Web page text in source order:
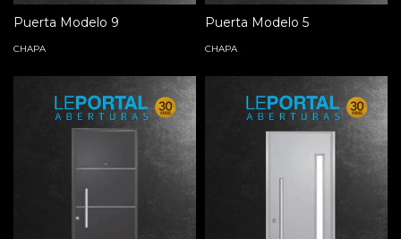
Puerta Modelo 9
CHAPA
Puerta Modelo 5
CHAPA